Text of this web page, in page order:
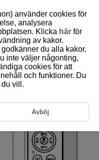
använder cookies för
analysera
Klicka här för
av kakor.
godkänner du alla kakor.
inte väljer någonting,
cookies för att
och funktioner. Du
vill.
Avböj